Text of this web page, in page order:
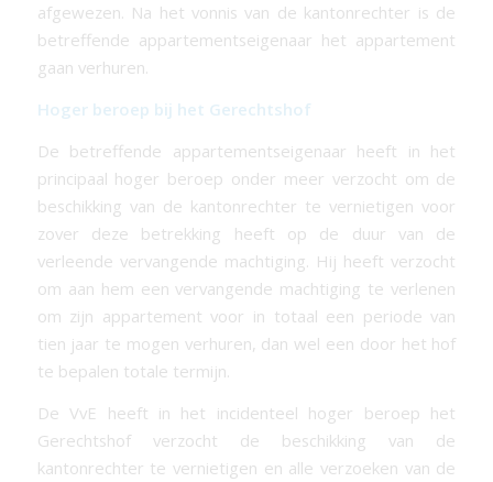
afgewezen. Na het vonnis van de kantonrechter is de
betreffende appartementseigenaar het appartement
gaan verhuren.
Hoger beroep bij het Gerechtshof
De betreffende appartementseigenaar heeft in het
principaal hoger beroep onder meer verzocht om de
beschikking van de kantonrechter te vernietigen voor
zover deze betrekking heeft op de duur van de
verleende vervangende machtiging. Hij heeft verzocht
om aan hem een vervangende machtiging te verlenen
om zijn appartement voor in totaal een periode van
tien jaar te mogen verhuren, dan wel een door het hof
te bepalen totale termijn.
De VvE heeft in het incidenteel hoger beroep het
Gerechtshof verzocht de beschikking van de
kantonrechter te vernietigen en alle verzoeken van de